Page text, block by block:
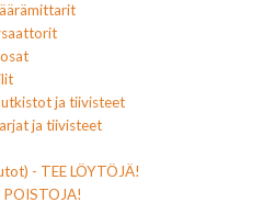
ja tiivisteet
ja tiivisteet
- TEE LÖYTÖJÄ!
POISTOJA!